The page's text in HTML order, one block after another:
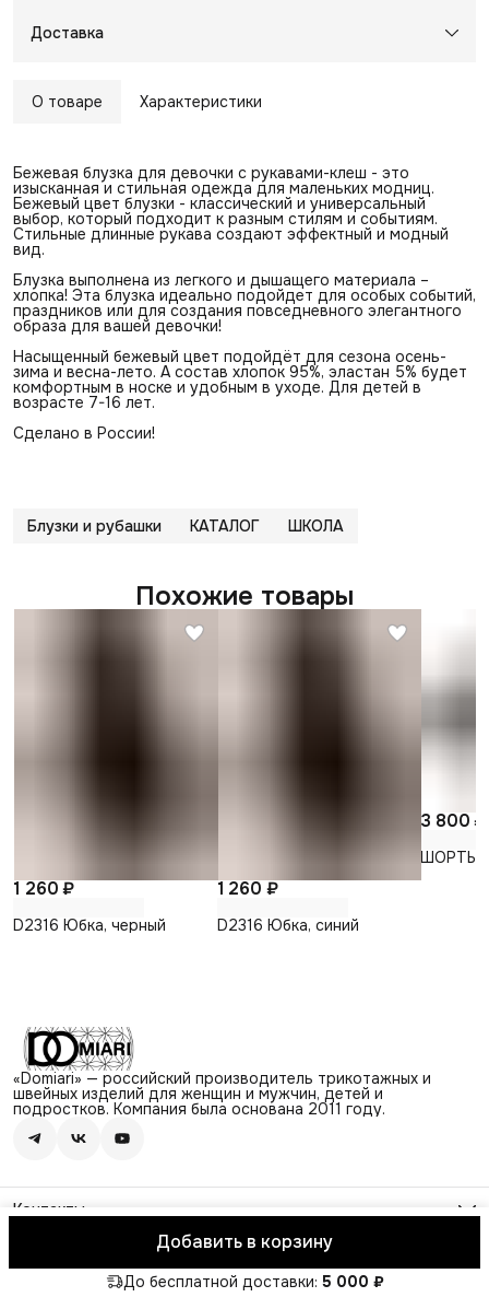
Добавить в корзину
До бесплатной доставки: 5 000 ₽
Доставка
О товаре Характеристики
Бежевая блузка для девочки с рукавами-клеш - это
изысканная и стильная одежда для маленьких модниц.
Бежевый цвет блузки - классический и универсальный
выбор, который подходит к разным стилям и событиям.
Стильные длинные рукава создают эффектный и модный
вид.
Блузка выполнена из легкого и дышащего материала –
хлопка! Эта блузка идеально подойдет для особых событий,
праздников или для создания повседневного элегантного
образа для вашей девочки!
Насыщенный бежевый цвет подойдёт для сезона осень-
зима и весна-лето. А состав хлопок 95%, эластан 5% будет
комфортным в носке и удобным в уходе. Для детей в
возрасте 7-16 лет.
Сделано в России!
Блузки и рубашки КАТАЛОГ ШКОЛА
Похожие товары
1 260 ₽
D2316 Юбка, черный
1 260 ₽
D2316 Юбка, синий
3 800 ₽
ШОРТЫ
«Domiari» — российский производитель трикотажных и
швейных изделий для женщин и мужчин, детей и
подростков. Компания была основана 2011 году.
Контакты
г. Череповец, ул. Архангельская, д.13
Режим работы
Пн-Пт, 8:00-17:00
© DomiariОплатаДоставкаПравила возвратаРеквизиты